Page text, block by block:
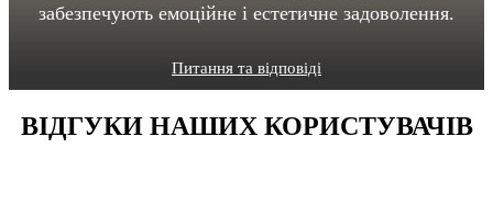
забезпечують емоційне і естетичне задоволення.
Питання та відповіді
ВІДГУКИ НАШИХ КОРИСТУВАЧІВ